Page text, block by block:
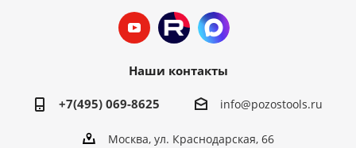
Наши контакты
+7(495) 069-8625 info@pozostools.ru
Москва, ул. Краснодарская, 66